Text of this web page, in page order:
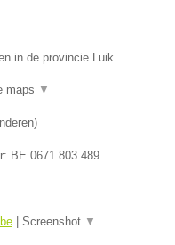
in de provincie Luik.
maps ▼
)
BE 0671.803.489
Screenshot ▼